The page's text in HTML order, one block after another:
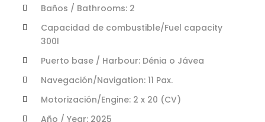
Baños / Bathrooms: 2
Capacidad de combustible/Fuel capacity
300l
Puerto base / Harbour: Dénia o Jávea
Navegación/Navigation: 11 Pax.
Motorización/Engine: 2 x 20 (CV)
Año / Year: 2025